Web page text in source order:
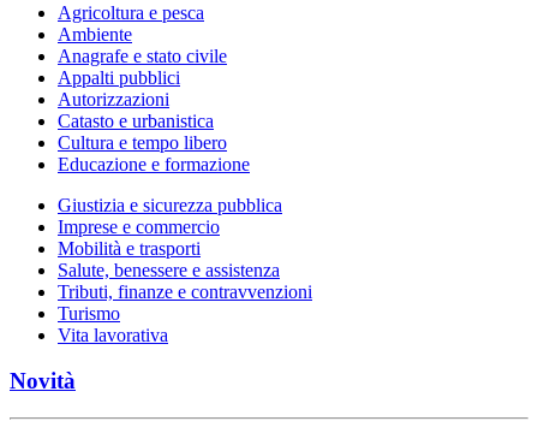
Agricoltura e pesca
Ambiente
Anagrafe e stato civile
Appalti pubblici
Autorizzazioni
Catasto e urbanistica
Cultura e tempo libero
Educazione e formazione
Giustizia e sicurezza pubblica
Imprese e commercio
Mobilità e trasporti
Salute, benessere e assistenza
Tributi, finanze e contravvenzioni
Turismo
Vita lavorativa
Novità